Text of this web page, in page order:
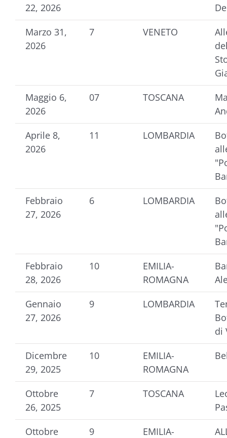
22, 2026
Marzo 31,
2026
7 VENETO
Maggio 6,
2026
07 TOSCANA
Aprile 8,
2026
11 LOMBARDIA
Febbraio
27, 2026
6 LOMBARDIA
Febbraio
28, 2026
10
EMILIA-
ROMAGNA
Gennaio
27, 2026
9 LOMBARDIA
di
Dicembre
29, 2025
10
EMILIA-
ROMAGNA
Ottobre
26, 2025
7 TOSCANA
Ottobre
9
EMILIA-